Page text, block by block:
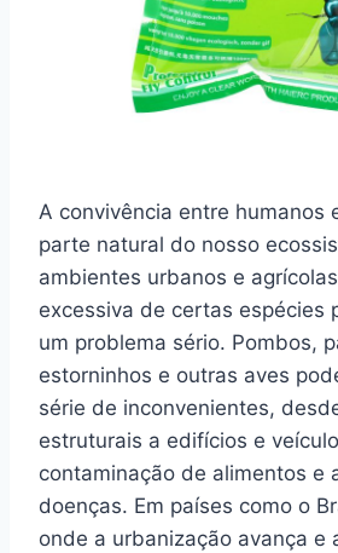
A convivência entre humanos
parte natural do nosso
ambientes urbanos e
excessiva de certas espécies
um problema sério. Pombos,
estorninhos e outras aves
série de inconvenientes,
estruturais a edifícios e
contaminação de alimentos e
doenças. Em países como o
onde a urbanização avança e